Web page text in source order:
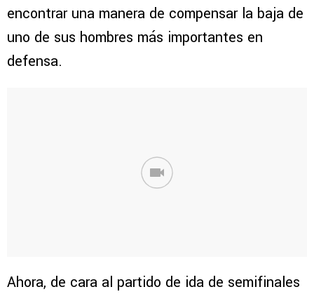
encontrar una manera de compensar la baja de
uno de sus hombres más importantes en
defensa.
Ahora, de cara al partido de ida de semifinales